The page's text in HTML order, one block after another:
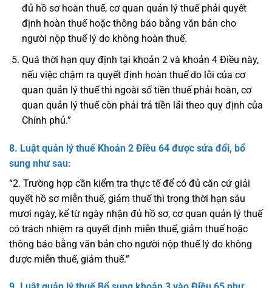
đủ hồ sơ hoàn thuế, cơ quan quản lý thuế phải quyết
định hoàn thuế hoặc thông báo bằng văn bản cho
người nộp thuế lý do không hoàn thuế.
Quá thời hạn quy định tại khoản 2 và khoản 4 Điều này,
nếu việc chậm ra quyết định hoàn thuế do lỗi của cơ
quan quản lý thuế thì ngoài số tiền thuế phải hoàn, cơ
quan quản lý thuế còn phải trả tiền lãi theo quy định của
Chính phủ.”
8. Luật quản lý thuế Khoản 2 Điều 64 được sửa đổi, bổ
sung như sau:
“2. Trường hợp cần kiểm tra thực tế để có đủ căn cứ giải
quyết hồ sơ miễn thuế, giảm thuế thì trong thời hạn sáu
mươi ngày, kể từ ngày nhận đủ hồ sơ, cơ quan quản lý thuế
có trách nhiệm ra quyết định miễn thuế, giảm thuế hoặc
thông báo bằng văn bản cho người nộp thuế lý do không
được miễn thuế, giảm thuế.”